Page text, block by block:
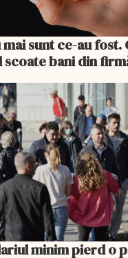
sunt ce-au fost.
bani din
minim pierd o